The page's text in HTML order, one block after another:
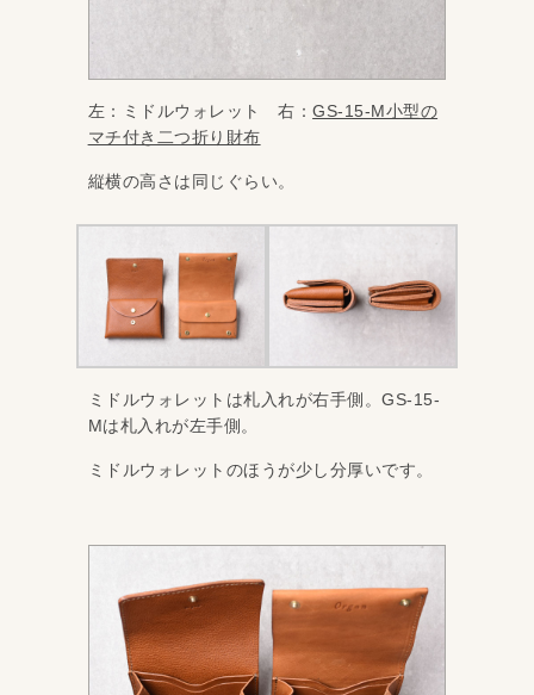
左：ミドルウォレット 右：GS-15-M小型の
マチ付き二つ折り財布
縦横の高さは同じぐらい。
ミドルウォレットは札入れが右手側。GS-15-
Mは札入れが左手側。
ミドルウォレットのほうが少し分厚いです。